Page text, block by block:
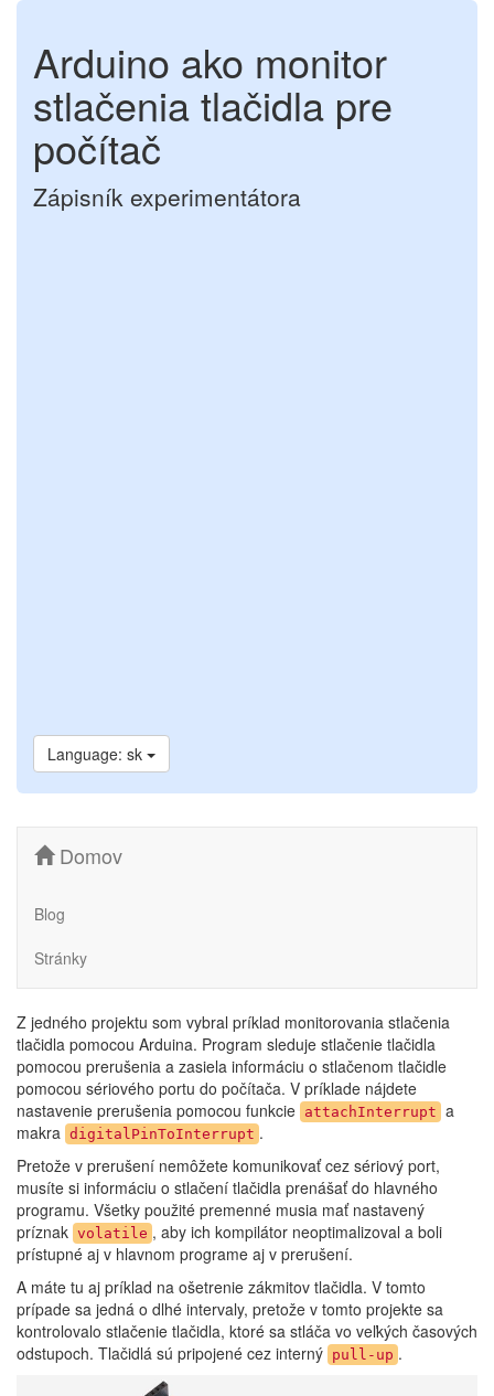
Arduino ako monitor
stlačenia tlačidla pre
počítač
Zápisník experimentátora
Language: sk
Domov
Blog
Stránky
Z jedného projektu som vybral príklad monitorovania stlačenia
tlačidla pomocou Arduina. Program sleduje stlačenie tlačidla
pomocou prerušenia a zasiela informáciu o stlačenom tlačidle
pomocou sériového portu do počítača. V príklade nájdete
nastavenie prerušenia pomocou funkcie attachInterrupt a
makra digitalPinToInterrupt .
Pretože v prerušení nemôžete komunikovať cez sériový port,
musíte si informáciu o stlačení tlačidla prenášať do hlavného
programu. Všetky použité premenné musia mať nastavený
príznak volatile , aby ich kompilátor neoptimalizoval a boli
prístupné aj v hlavnom programe aj v prerušení.
A máte tu aj príklad na ošetrenie zákmitov tlačidla. V tomto
prípade sa jedná o dlhé intervaly, pretože v tomto projekte sa
kontrolovalo stlačenie tlačidla, ktoré sa stláča vo veľkých časových
odstupoch. Tlačidlá sú pripojené cez interný pull-up .